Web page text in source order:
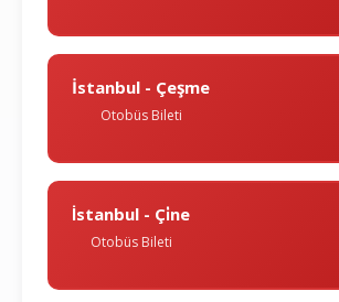
İstanbul - Çeşme
Otobüs Bileti
İstanbul - Çi̇ne
Otobüs Bileti